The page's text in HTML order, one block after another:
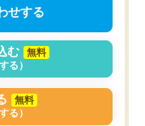
せする
む
無料
る）
無料
る）